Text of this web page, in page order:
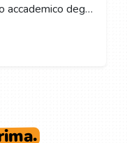
accademico degli
per mantenere
giorno.